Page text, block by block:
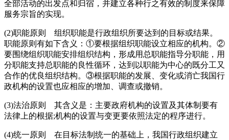
全部活动的出发点和归宿，并建立各种行之有效的制度来保障
服务宗旨的实现。
(2)职能原则 组织职能是行政组织所要达到的目标或结果。
职能原则有如下含义：①要根据组织职能设立相应的机构。②
要围绕组织职能安排组织结构，形成用总职能指导分职能，用
分职能支持总职能的良性循环，达到以职能为中心的既分工又
合作的优良组织结构。③根据职能的发展、变化或消亡我国行
政机构的设置也应相应的增加、调查或撤销。
(3)法治原则 其含义是：主要政府机构的设置及其体制要有
法律上的根据;机构的设置与变更要依照法定的程序进行。
(4)统一原则 在目标法制统一的基础上，我国行政组织建立